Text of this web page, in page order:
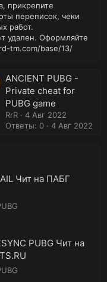
прикрепите
переписок, чеки
работ.
удален. Оформляйте
tm.com/base/13/
ANCIENT PUBG -
Private cheat for
PUBG game
RrR
4 Авг 2022
Ответы: 0
4 Авг 2022
Чит на ПАБГ
PUBG Чит на